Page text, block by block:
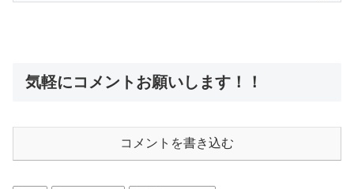
気軽にコメントお願いします！！
コメントを書き込む